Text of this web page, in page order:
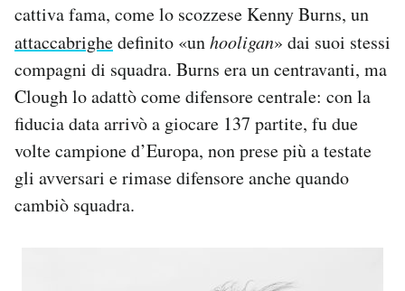
cattiva fama, come lo scozzese Kenny Burns, un
attaccabrighedefinito «unhooligan» dai suoi stessi
compagni di squadra. Burns era un centravanti, ma
Clough lo adattò come difensore centrale: con la
fiducia data arrivò a giocare 137 partite, fu due
volte campione d’Europa, non prese più a testate
gli avversari e rimase difensore anche quando
cambiò squadra.